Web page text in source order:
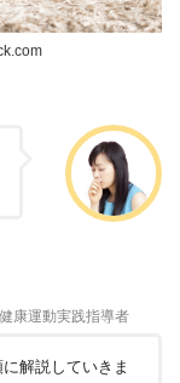
康運動実践指導者
解説していきま